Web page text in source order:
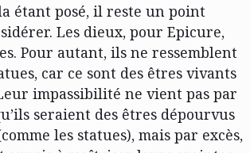
étant posé, il reste un point
Les dieux, pour Epicure,
Pour autant, ils ne ressemblent
car ce sont des êtres vivants
impassibilité ne vient pas par
seraient des êtres dépourvus
les statues), mais par excès,